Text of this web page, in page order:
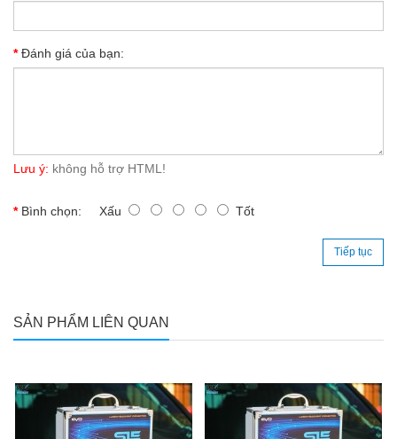
Đánh giá của bạn:
Lưu ý: không hỗ trợ HTML!
Bình chọn: Xấu Tốt
Tiếp tục
SẢN PHẨM LIÊN QUAN